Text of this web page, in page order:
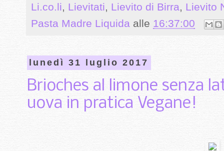
Li.co.li, Lievitati, Lievito di Birra, Lievito
Pasta Madre Liquida alle 16:37:00
lunedì 31 luglio 2017
Brioches al limone senza
uova in pratica Vegane!